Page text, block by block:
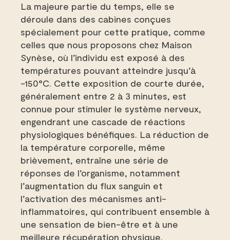
La majeure partie du temps, elle se
déroule dans des cabines conçues
spécialement pour cette pratique, comme
celles que nous proposons chez Maison
Synèse, où l’individu est exposé à des
températures pouvant atteindre jusqu’à
-150°C. Cette exposition de courte durée,
généralement entre 2 à 3 minutes, est
connue pour stimuler le système nerveux,
engendrant une cascade de réactions
physiologiques bénéfiques. La réduction de
la température corporelle, même
brièvement, entraîne une série de
réponses de l’organisme, notamment
l’augmentation du flux sanguin et
l’activation des mécanismes anti-
inflammatoires, qui contribuent ensemble à
une sensation de bien-être et à une
meilleure récupération physique.